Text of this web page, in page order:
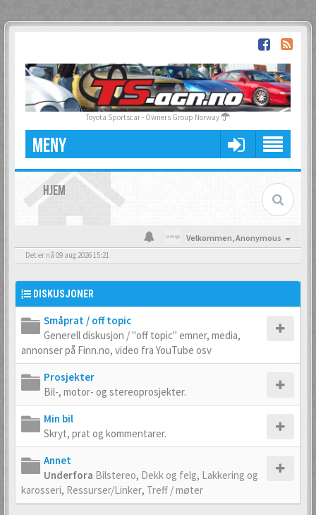
Toyota Sportscar - Owners Group Norway
MENY
HJEM
Velkommen,Anonymous
Det er nå 09 aug 2026 15:21
DISKUSJONER
Småprat / off topic
Generell diskusjon / "off topic" emner, media,
annonser på Finn.no, video fra YouTube osv
Prosjekter
Bil-, motor- og stereoprosjekter.
Min bil
Skryt, prat og kommentarer.
Annet
Underfora Bilstereo, Dekk og felg, Lakkering og
karosseri, Ressurser/Linker, Treff / møter